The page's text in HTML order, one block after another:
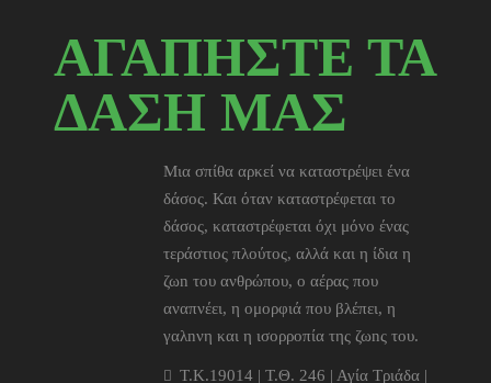
ΑΓΑΠΗΣΤΕ ΤΑ
ΔΑΣΗ ΜΑΣ
Μια σπίθα αρκεί να καταστρέψει ένα
δάσος. Και όταν καταστρέφεται το
δάσος, καταστρέφεται όχι μόνο ένας
τεράστιος πλούτος, αλλά και η ίδια η
ζωn του ανθρώπου, ο αέρας που
αναπνέει, η ομορφιά που βλέπει, η
γαλnνη και η ισορροπία της ζωnς του.
T.K.19014 | Τ.Θ. 246 | Αγία Τριάδα |